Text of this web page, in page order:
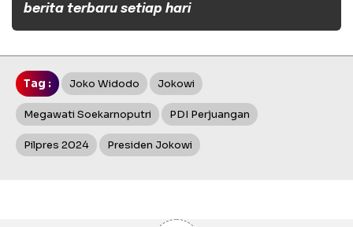
berita terbaru setiap hari
Tag : Joko Widodo Jokowi
Megawati Soekarnoputri PDI Perjuangan
Pilpres 2024 Presiden Jokowi